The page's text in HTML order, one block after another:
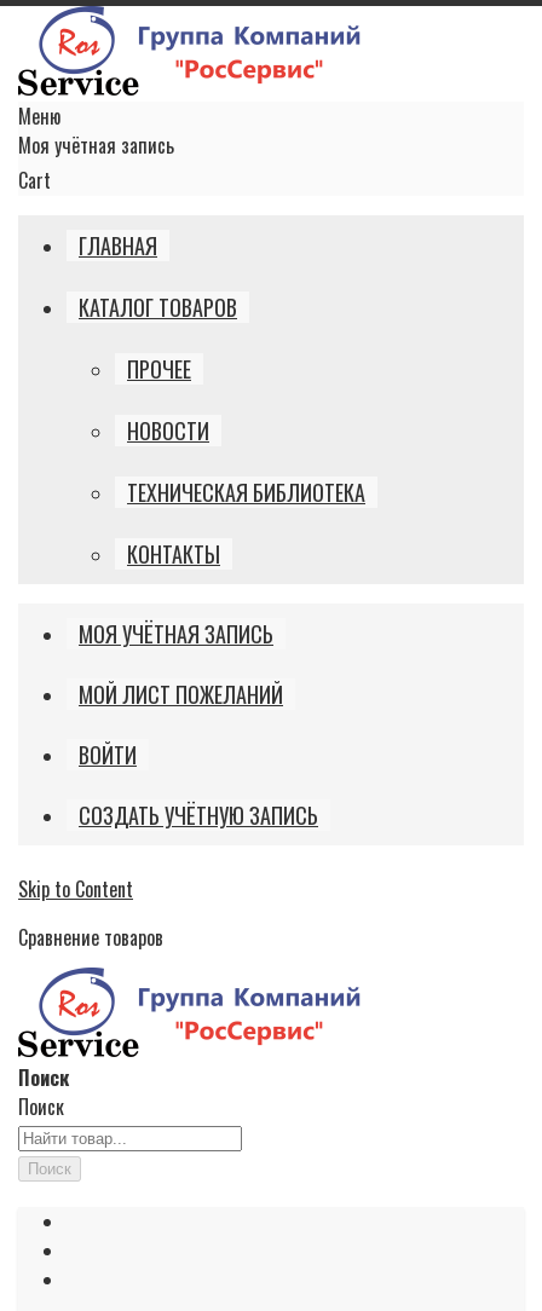
Меню
Моя учётная запись
Cart
ГЛАВНАЯ
КАТАЛОГ ТОВАРОВ
ПРОЧЕЕ
НОВОСТИ
ТЕХНИЧЕСКАЯ БИБЛИОТЕКА
КОНТАКТЫ
МОЯ УЧЁТНАЯ ЗАПИСЬ
МОЙ ЛИСТ ПОЖЕЛАНИЙ
ВОЙТИ
СОЗДАТЬ УЧЁТНУЮ ЗАПИСЬ
Skip to Content
Сравнение товаров
Поиск
Поиск
Поиск